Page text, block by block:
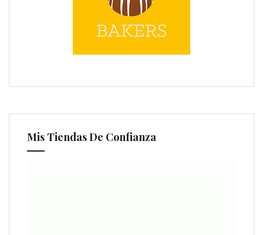
Mis Tiendas De Confianza